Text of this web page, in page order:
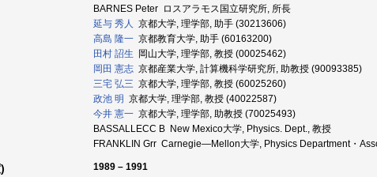
BARNES Peter ロスアラモス国立研究所, 所長
延与 秀人 京都大学, 理学部, 助手 (30213606)
高島 隆一 京都教育大学, 助手 (60163200)
田村 詔生 岡山大学, 理学部, 教授 (00025462)
岡田 憲志 京都産業大学, 計算機科学研究所, 助教授 (90093385)
三宅 弘三 京都大学, 理学部, 教授 (60025260)
政池 明 京都大学, 理学部, 教授 (40022587)
今井 憲一 京都大学, 理学部, 助教授 (70025493)
BASSALLECC B New Mexico大学, Physics. Dept., 教授
FRANKLIN Grr Carnegie―Mellon大学, Physics Department・
1989 – 1991